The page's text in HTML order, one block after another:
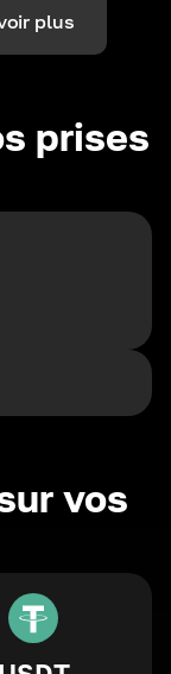
plus
prises
vos